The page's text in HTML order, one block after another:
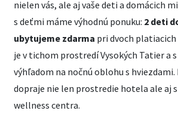
nielen vás, ale aj vaše deti a domácich
s deťmi máme výhodnú ponuku: 2 deti
ubytujeme zdarma pri dvoch
je v tichom prostredí Vysokých Tatier a
výhľadom na nočnú oblohu s hviezdami.
dopraje nie len prostredie hotela ale aj
wellness centra.